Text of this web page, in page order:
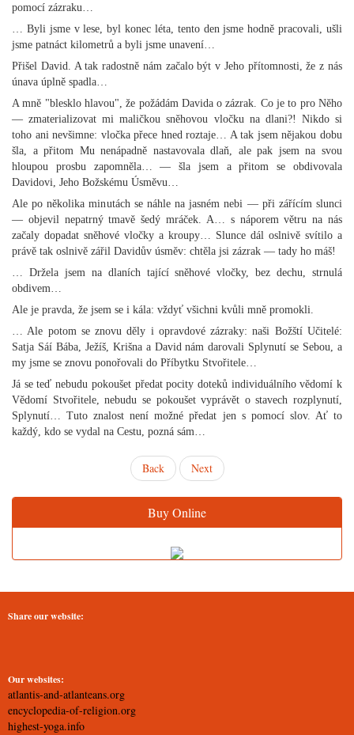
pomocí zázraku…
… Byli jsme v lese, byl konec léta, tento den jsme hodně pracovali, ušli
jsme patnáct kilometrů a byli jsme unavení…
Přišel David. A tak radostně nám začalo být v Jeho přítomnosti, že z nás
únava úplně spadla…
A mně "blesklo hlavou", že požádám Davida o zázrak. Co je to pro Něho
— zmaterializovat mi maličkou sněhovou vločku na dlani?! Nikdo si
toho ani nevšimne: vločka přece hned roztaje… A tak jsem nějakou dobu
šla, a přitom Mu nenápadně nastavovala dlaň, ale pak jsem na svou
hloupou prosbu zapomněla… — šla jsem a přitom se obdivovala
Davidovi, Jeho Božskému Úsměvu…
Ale po několika minutách se náhle na jasném nebi — při zářícím slunci
— objevil nepatrný tmavě šedý mráček. A… s náporem větru na nás
začaly dopadat sněhové vločky a kroupy… Slunce dál oslnivě svítilo a
právě tak oslnivě zářil Davidův úsměv: chtěla jsi zázrak — tady ho máš!
… Držela jsem na dlaních tající sněhové vločky, bez dechu, strnulá
obdivem…
Ale je pravda, že jsem se i kála: vždyť všichni kvůli mně promokli.
… Ale potom se znovu děly i opravdové zázraky: naši Božští Učitelé:
Satja Sáí Bába, Ježíš, Krišna a David nám darovali Splynutí se Sebou, a
my jsme se znovu ponořovali do Příbytku Stvořitele…
Já se teď nebudu pokoušet předat pocity doteků individuálního vědomí k
Vědomí Stvořitele, nebudu se pokoušet vyprávět o stavech rozplynutí,
Splynutí… Tuto znalost není možné předat jen s pomocí slov. Ať to
každý, kdo se vydal na Cestu, pozná sám…
Back Next
Buy Online
Share our website:
Our websites:
atlantis-and-atlanteans.org
encyclopedia-of-religion.org
highest-yoga.info